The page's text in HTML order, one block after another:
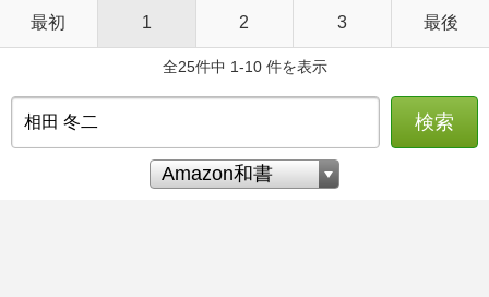
最初 1 2 3 最後
全25件中 1-10 件を表示
検索